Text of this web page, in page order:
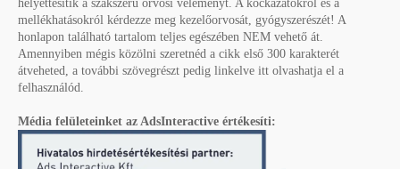
helyettesítik a szakszerű orvosi véleményt. A kockázatokról és a
mellékhatásokról kérdezze meg kezelőorvosát, gyógyszerészét! A
honlapon található tartalom teljes egészében NEM vehető át.
Amennyiben mégis közölni szeretnéd a cikk első 300 karakterét
átveheted, a további szövegrészt pedig linkelve itt olvashatja el a
felhasználód.
Média felületeinket az AdsInteractive értékesíti: